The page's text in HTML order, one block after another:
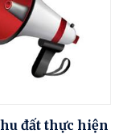
đất thực hiện